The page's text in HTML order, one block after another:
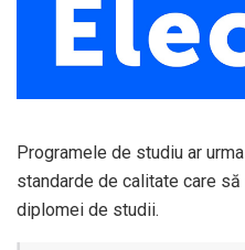
Programele de studiu ar
standarde de calitate care
diplomei de studii.